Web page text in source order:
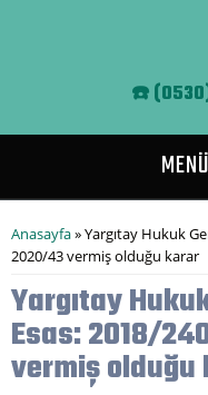
☎️
Buradasınız
Anasayfa» Yargıtay Hukuk
2020/43 vermiş olduğu karar
Yargıtay
Esas: 2018/
vermiş olduğu